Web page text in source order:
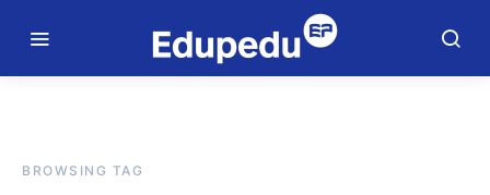
BROWSING TAG